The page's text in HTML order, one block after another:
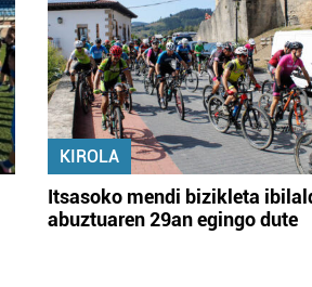
KIROLA
Itsasoko mendi bizikleta
abuztuaren 29an egingo dute